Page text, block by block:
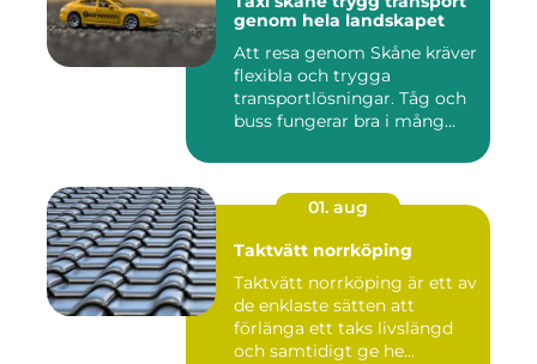
genom hela landskapet
Att resa genom Skåne kräver
flexibla och trygga
transportlösningar. Tåg och
buss fungerar bra i mång...
01. aug
Taktvätt norrköping
Taktvätt norrköping är ett av
de enklaste sätten att
förlänga ett taks livslängd
och samtidigt ge he...